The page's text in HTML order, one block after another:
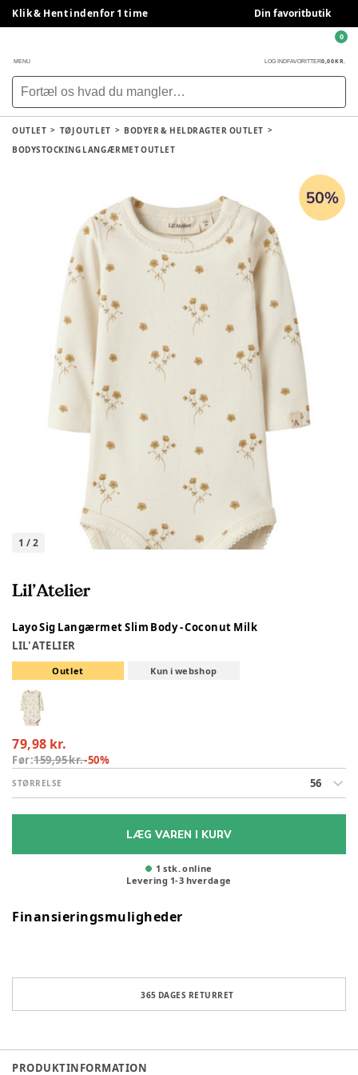
Klik & Hent indenfor 1 time Din favoritbutik
MENU LOG INDFAVORITTER0,00 KR.
0
OUTLET TØJ OUTLET
BODYER & HELDRAGTER OUTLET
BODYSTOCKING LANGÆRMET OUTLET
1 /2
Layo Sig Langærmet Slim Body - Coconut Milk
LIL' ATELIER
Outlet Kun i webshop
79,98 kr.
Før:159,95 kr.-50%
STØRRELSE 56
LÆG VAREN I KURV
1 stk. online
Levering 1-3 hverdage
Finansieringsmuligheder
365 DAGES RETURRET
PRODUKTINFORMATION